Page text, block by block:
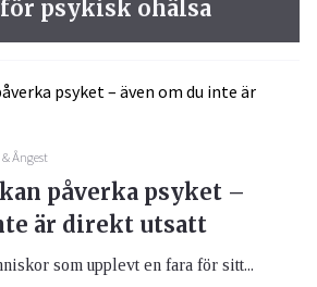
psykisk ohälsa
& Ångest
påverka psyket –
är direkt utsatt
som upplevt en fara för sitt...